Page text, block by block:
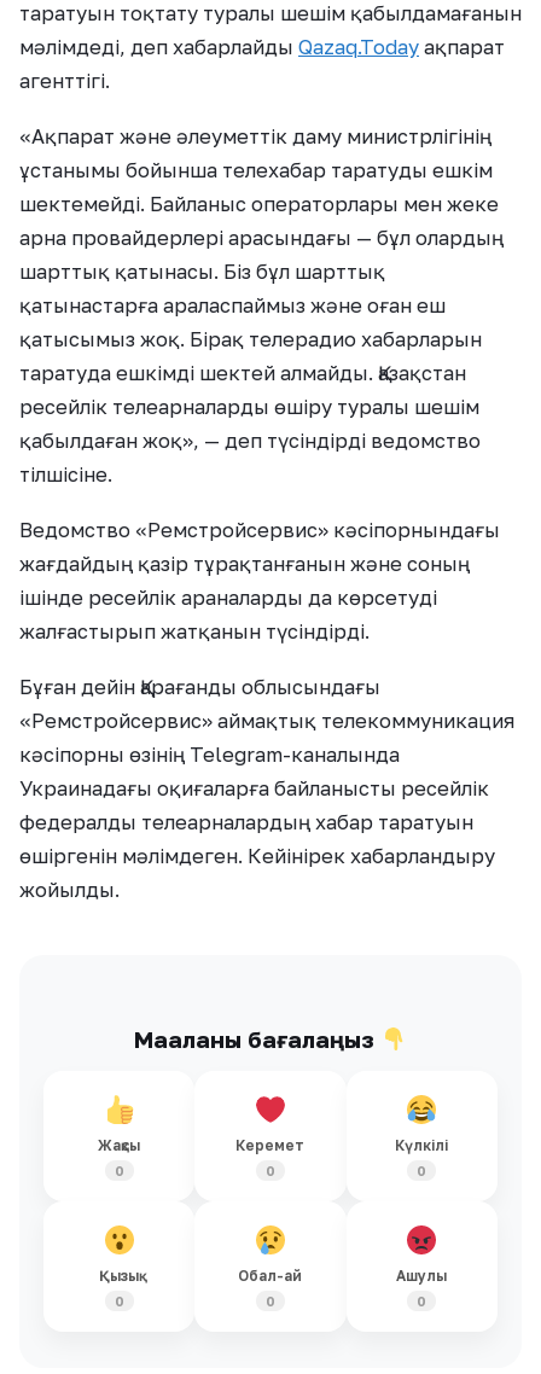
таратуын тоқтату туралы шешім қабылдамағанын
мәлімдеді, деп хабарлайды Qazaq.Today ақпарат
агенттігі.
«Ақпарат және әлеуметтік даму министрлігінің
ұстанымы бойынша телехабар таратуды ешкім
шектемейді. Байланыс операторлары мен жеке
арна провайдерлері арасындағы — бұл олардың
шарттық қатынасы. Біз бұл шарттық
қатынастарға араласпаймыз және оған еш
қатысымыз жоқ. Бірақ телерадио хабарларын
таратуда ешкімді шектей алмайды. Қазақстан
ресейлік телеарналарды өшіру туралы шешім
қабылдаған жоқ», — деп түсіндірді ведомство
тілшісіне.
Ведомство «Ремстройсервис» кәсіпорнындағы
жағдайдың қазір тұрақтанғанын және соның
ішінде ресейлік араналарды да көрсетуді
жалғастырып жатқанын түсіндірді.
Бұған дейін Қарағанды ​​облысындағы
«Ремстройсервис» аймақтық телекоммуникация
кәсіпорны өзінің Telegram-каналында
Украинадағы оқиғаларға байланысты ресейлік
федералды телеарналардың хабар таратуын
өшіргенін мәлімдеген. Кейінірек хабарландыру
жойылды.
Мақаланы бағалаңыз
Жақсы
0
Керемет
0
Күлкілі
0
Қызық
0
Обал-ай
0
Ашулы
0